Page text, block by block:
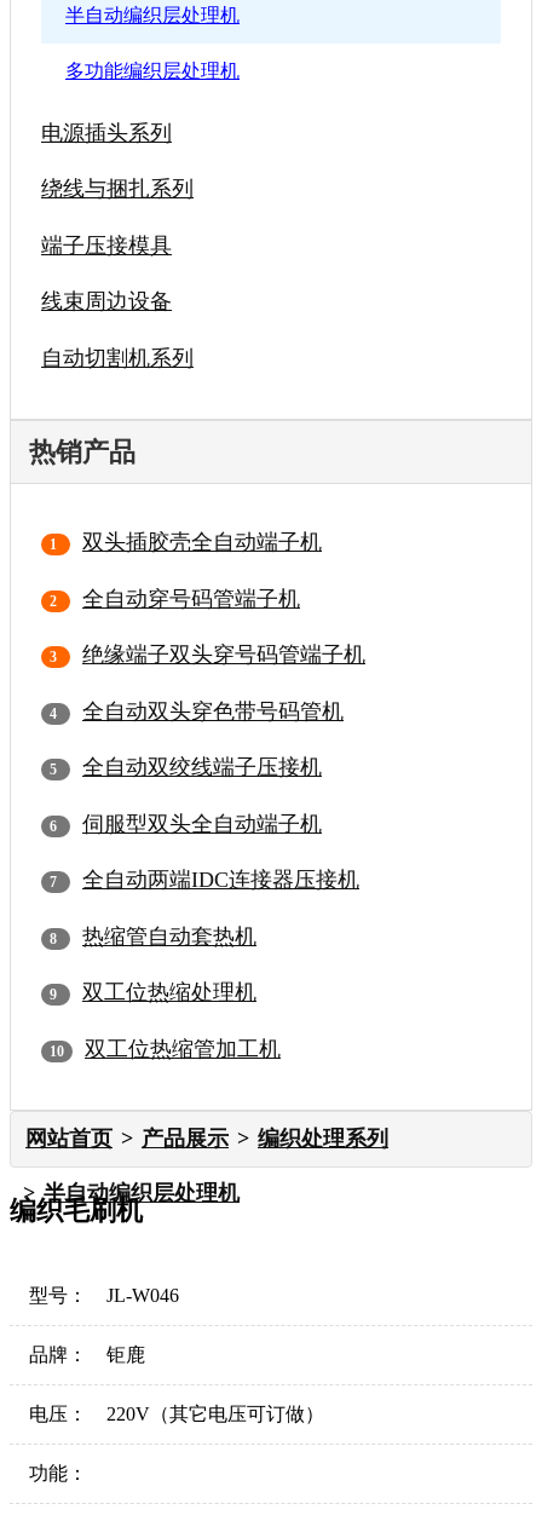
半自动编织层处理机
多功能编织层处理机
电源插头系列
绕线与捆扎系列
端子压接模具
线束周边设备
自动切割机系列
热销产品
双头插胶壳全自动端子机
全自动穿号码管端子机
绝缘端子双头穿号码管端子机
全自动双头穿色带号码管机
全自动双绞线端子压接机
伺服型双头全自动端子机
全自动两端IDC连接器压接机
热缩管自动套热机
双工位热缩处理机
双工位热缩管加工机
网站首页 产品展示 编织处理系列
半自动编织层处理机
编织毛刷机
型号： JL-W046
品牌： 钜鹿
电压： 220V（其它电压可订做）
功能：